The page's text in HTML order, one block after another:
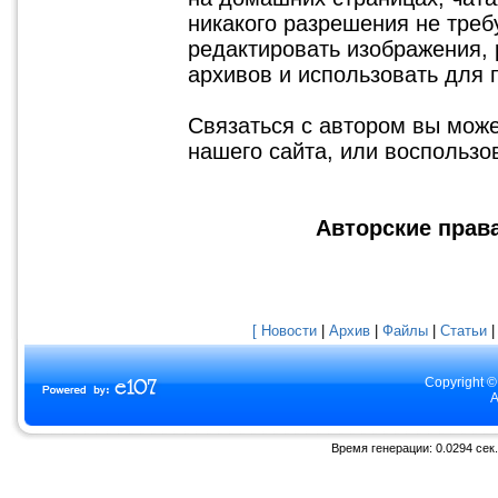
никакого разрешения не
редактировать изображения,
архивов и использовать для
Связаться с автором вы
нашего сайта, или
Авторские
[ Новости Архив Файлы Статьи
Copyright
Время генерации: 0.0294